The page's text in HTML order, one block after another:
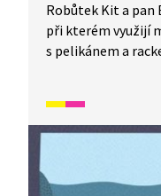
Robůtek Kit a pan
při kterém využijí
s pelikánem a
ze seriálu Kosmix: